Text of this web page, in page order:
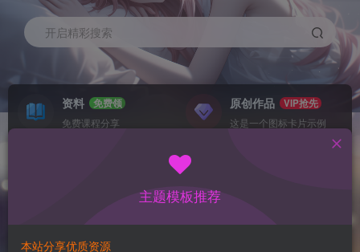
开启精彩搜索
资料
免费领
免费课程分享
原创作品
VIP抢先
这是一个图标卡片示例
主题模板推荐
本站分享优质资源